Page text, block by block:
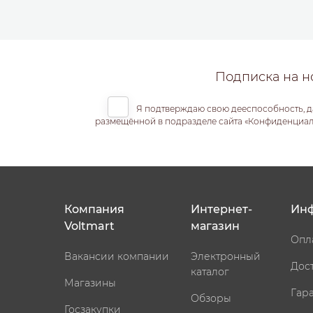
Подписка на
Я подтверждаю свою дееспособность,
размещённой в подразделе сайта
Компания
Voltmart
Вакансии компании
Магазины
Госзакупки
Интернет-
магазин
Электронный
каталог
Обзоры